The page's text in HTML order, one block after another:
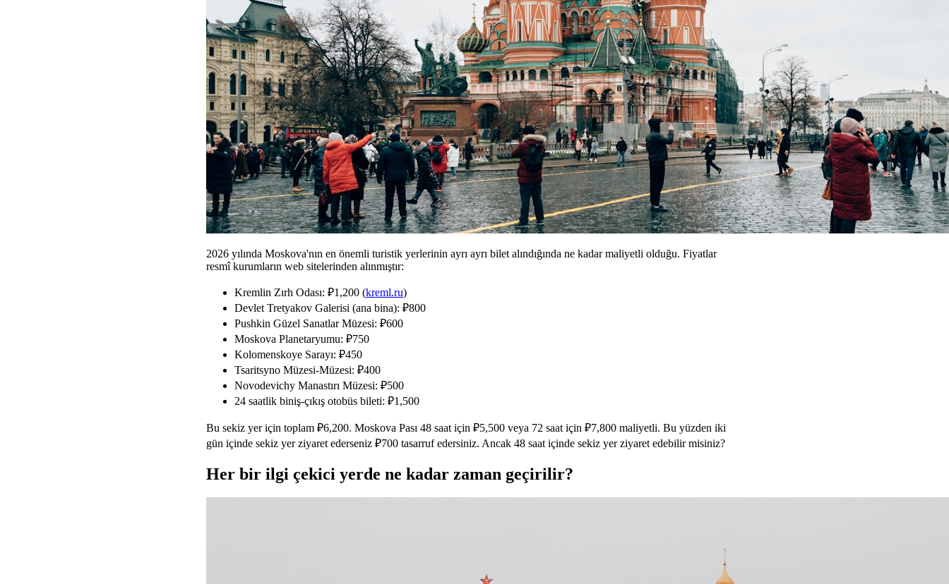
2026 yılında Moskova'nın en önemli turistik yerlerinin ayrı ayrı bilet alındığında ne kadar maliyetli olduğu. Fiyatlar
resmî kurumların web sitelerinden alınmıştır:
Kremlin Zırh Odası: ₽1,200 (kreml.ru)
Devlet Tretyakov Galerisi (ana bina): ₽800
Pushkin Güzel Sanatlar Müzesi: ₽600
Moskova Planetaryumu: ₽750
Kolomenskoye Sarayı: ₽450
Tsaritsyno Müzesi-Müzesi: ₽400
Novodevichy Manastırı Müzesi: ₽500
24 saatlik biniş-çıkış otobüs bileti: ₽1,500
Bu sekiz yer için toplam ₽6,200. Moskova Pası 48 saat için ₽5,500 veya 72 saat için ₽7,800 maliyetli. Bu yüzden iki
gün içinde sekiz yer ziyaret ederseniz ₽700 tasarruf edersiniz. Ancak 48 saat içinde sekiz yer ziyaret edebilir misiniz?
Her bir ilgi çekici yerde ne kadar zaman geçirilir?